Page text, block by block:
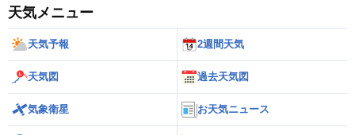
天気メニュー
天気予報 2週間天気
天気図 過去天気図
気象衛星 お天気ニュース